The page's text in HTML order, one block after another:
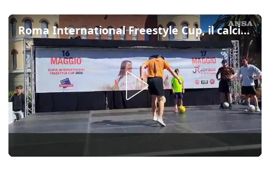
Roma International Freestyle Cup, il calcio acrobatico conquista la capitale